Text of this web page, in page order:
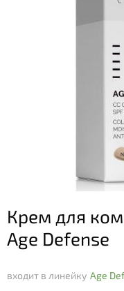
Крем для
Age Defense
входит в линейку Age